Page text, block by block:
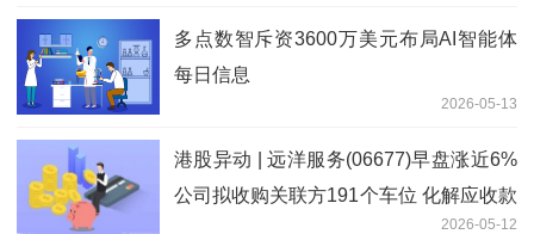
多点数智斥资3600万美元布局AI智能体
每日信息
2026-05-13
港股异动 | 远洋服务(06677)早盘涨近6%
公司拟收购关联方191个车位 化解应收款
2026-05-12